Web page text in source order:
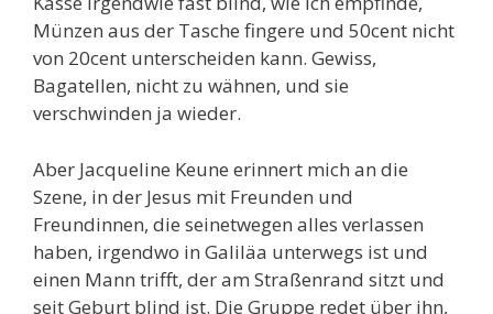
Münzen aus der Tasche fingere und 50cent nicht
von 20cent unterscheiden kann. Gewiss,
Bagatellen, nicht zu wähnen, und sie
verschwinden ja wieder.
Aber Jacqueline Keune erinnert mich an die
Szene, in der Jesus mit Freunden und
Freundinnen, die seinetwegen alles verlassen
haben, irgendwo in Galiläa unterwegs ist und
einen Mann trifft, der am Straßenrand sitzt und
seit Geburt blind ist. Die Gruppe redet über ihn,